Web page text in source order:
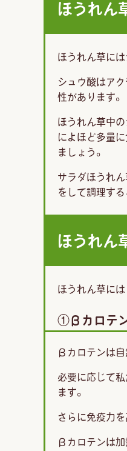
ほうれん
ほうれん草に
シュウ酸はア
性があります。
ほうれん草中
によほど多量
ましょう。
サラダほうれ
をして調理す
ほうれん
ほうれん草に
①βカロテ
βカロテンは自
必要に応じて
ます。
さらに免疫力
βカロテンは加